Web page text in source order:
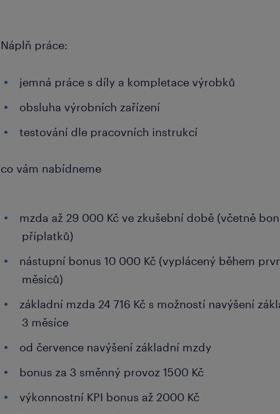
Náplň práce:
jemná práce s díly a kompletace výrobků
obsluha výrobních zařízení
testování dle pracovních instrukcí
co vám nabídneme
mzda až 29 000 Kč ve zkušební době (včetně
příplatků)
nástupní bonus 10 000 Kč (vyplácený během
měsíců)
základní mzda 24 716 Kč s možností navýšení
3 měsíce
od července navýšení základní mzdy
bonus za 3 směnný provoz 1500 Kč
výkonnostní KPI bonus až 2000 Kč